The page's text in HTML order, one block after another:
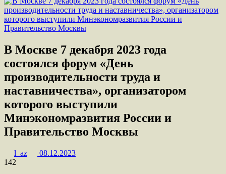
В Москве 7 декабря 2023 года
состоялся форум «День
производительности труда и
наставничества», организатором
которого выступили
Минэкономразвития России и
Правительство Москвы
l_az
08.12.2023
142